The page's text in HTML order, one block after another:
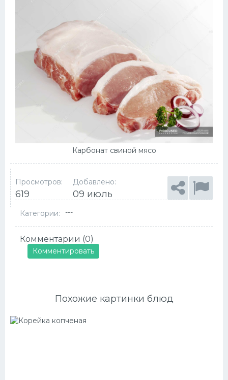
Карбонат свиной мясо
Просмотров:
619
Добавлено:
09 июль
Категории: ---
Комментарии (0)
Комментировать
Похожие картинки блюд